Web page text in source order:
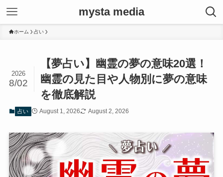
mysta media
ホーム 占い
【夢占い】幽霊の夢の意味20選！
幽霊の見た目や人物別に夢の意味
を徹底解説
2026
8/02
占い August 1, 2026 August 2, 2026